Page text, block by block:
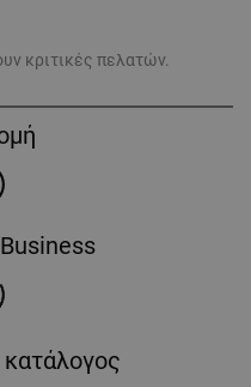
κριτικές πελατών.